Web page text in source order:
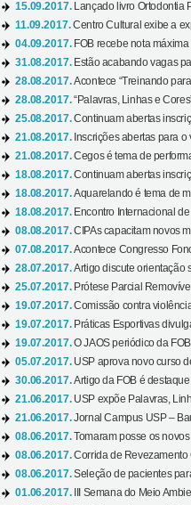
15.09.2017.
Lançado livro Ortodontia
11.09.2017.Centro Cultural exibe a
04.09.2017. FOB recebe nota
31.08.2017. Estão acabando vagas
28.08.2017.Acontece “Treinando
28.08.2017.“Palavras, Linhas e
25.08.2017.Continuam abertas
21.08.2017. Inscrições abertas para
21.08.2017.Cegos é tema de
18.08.2017.Continuam abertas
18.08.2017.Aquarelando é tema de
18.08.2017. Encontro Internacional
08.08.2017.CIPAs capacitam novos
07.08.2017.Acontece Congresso
28.07.2017.Artigo discute orientação
25.07.2017. Prótese Parcial
19.07.2017.Comissão contra
19.07.2017. Práticas Esportivas
19.07.2017.O JAOS periódico da
05.07.2017. USP aprova novo curso
30.06.2017.Artigo da FOB é
21.06.2017. USP expõe Palavras,
21.06.2017.Jornal Campus USP –
08.06.2017.Tomaram posse os
08.06.2017.Corrida de Revezamento
08.06.2017.Seleção de pacientes
01.06.2017.
III Semana do Meio